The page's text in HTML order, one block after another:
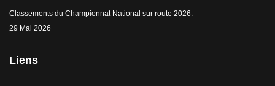
Classements du Championnat National sur route 2026.
29 Mai 2026
Liens